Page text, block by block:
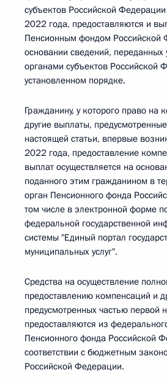
субъектов Российской
2022 года, предоставляются и
Пенсионным фондом Российской
основании сведений,
органами субъектов Российской
установленном порядке.
Гражданину, у которого право на
другие выплаты,
настоящей статьи, впервые
2022 года, предоставление
выплат осуществляется на
поданного этим гражданином в
орган Пенсионного фонда
том числе в электронной форме
федеральной государственной
системы "Единый портал
муниципальных услуг".
Средства на осуществление
предоставлению компенсаций и
предусмотренных частью первой
предоставляются из
Пенсионного фонда Российской
соответствии с бюджетным
Российской Федерации.